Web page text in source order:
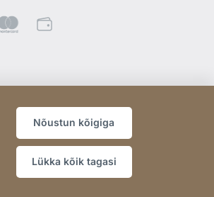
Koduleht
[Website
Sisukaart
Nõustun kõigiga
Lükka kõik tagasi